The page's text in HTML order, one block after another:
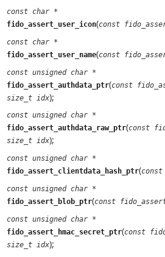
const char *
fido_assert_user_icon(const
const char *
fido_assert_user_name(const
const unsigned char *
fido_assert_authdata_ptr(const
size_t idx);
const unsigned char *
fido_assert_authdata_raw_ptr(const
size_t idx);
const unsigned char *
fido_assert_clientdata_hash_ptr(
const unsigned char *
fido_assert_blob_ptr(const
const unsigned char *
fido_assert_hmac_secret_ptr(const
size_t idx);